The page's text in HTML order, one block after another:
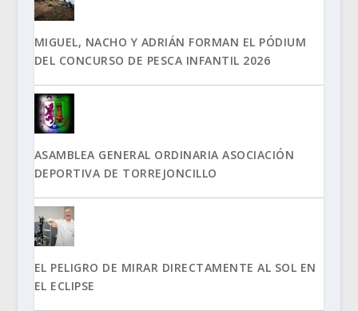
MIGUEL, NACHO Y ADRIÁN FORMAN EL PÓDIUM
DEL CONCURSO DE PESCA INFANTIL 2026
ASAMBLEA GENERAL ORDINARIA ASOCIACIÓN
DEPORTIVA DE TORREJONCILLO
EL PELIGRO DE MIRAR DIRECTAMENTE AL SOL EN
EL ECLIPSE